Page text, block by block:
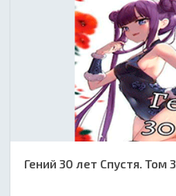
Гений 30 лет Спустя. Том 3